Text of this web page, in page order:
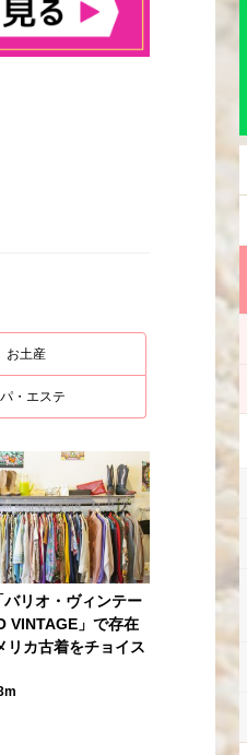
お土産
・エステ
バリオ・ヴィンテー
VINTAGE」で存在
リカ古着をチョイス